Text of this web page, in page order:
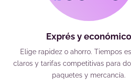
Exprés y económico
Elige rapidez o ahorro. Tiempos
claros y tarifas competitivas para
paquetes y mercancía.